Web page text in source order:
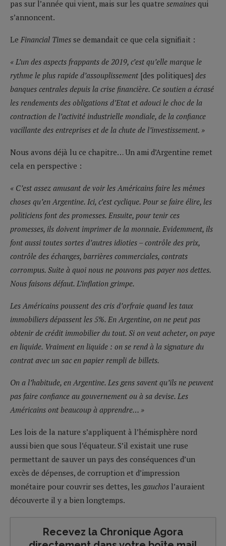
pas sur l’année qui vient, mais sur les quatre semaines qui
s’annoncent.
Le Financial Times se demandait ce que cela signifiait :
« L’un des aspects frappants de 2019, c’est qu’elle marque le
rythme le plus rapide d’assouplissement [des politiques] des
banques centrales depuis la crise financière. Ce soutien a écrasé
les rendements des obligations d’Etat et adouci le choc de la
contraction de l’activité industrielle mondiale, de la confiance
vacillante des entreprises et de la chute de l’investissement. »
Nous avons déjà lu ce chapitre… Un ami d’Argentine remet
cela en perspective :
« C’est assez amusant de voir les Américains faire les mêmes
choses qu’en Argentine. Ici, c’est cyclique. Pour se faire élire, les
politiciens font des promesses. Ensuite, pour tenir ces
promesses, ils doivent imprimer de la monnaie. Evidemment, ils
font aussi toutes sortes d’autres idioties – contrôle des prix,
contrôle des échanges, barrières commerciales, contrats
corrompus. Suite à quoi nous ne pouvons pas payer nos dettes.
Nous faisons défaut. L’inflation grimpe.
Les Américains poussent des cris d’orfraie quand les taux
immobiliers dépassent les 5%. En Argentine, on ne peut pas
obtenir de crédit immobilier du tout. Si on veut acheter, on paye
en liquide. Vraiment en liquide : on se rend à la signature du
contrat avec un sac en papier rempli de billets.
On a l’habitude, en Argentine. Les gens savent qu’ils ne peuvent
pas faire confiance au gouvernement ou à sa devise. Les
Américains ont beaucoup à apprendre… »
Les lois de la nature s’appliquent à l’hémisphère nord
aussi bien que sous l’équateur. S’il existait une ruse
permettant de sauver un pays des conséquences d’un
excès de dépenses, de corruption et d’impression
monétaire pour couvrir ses dettes, les gauchos l’auraient
découverte il y a bien longtemps.
Recevez la Chronique Agora